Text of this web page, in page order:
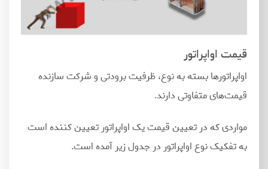
قیمت اواپراتور
اواپراتورها بسته به نوع، ظرفیت برودتی و شرکت سازنده
قیمتهای متفاوتی دارند.
مواردی که در تعیین قیمت یک اواپراتور تعیین کننده است
به تفکیک نوع اواپراتور در جدول زیر آمده است.